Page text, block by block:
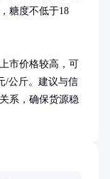
糖度不低于18
市价格较高，可
/公斤。建议与信
系，确保货源稳